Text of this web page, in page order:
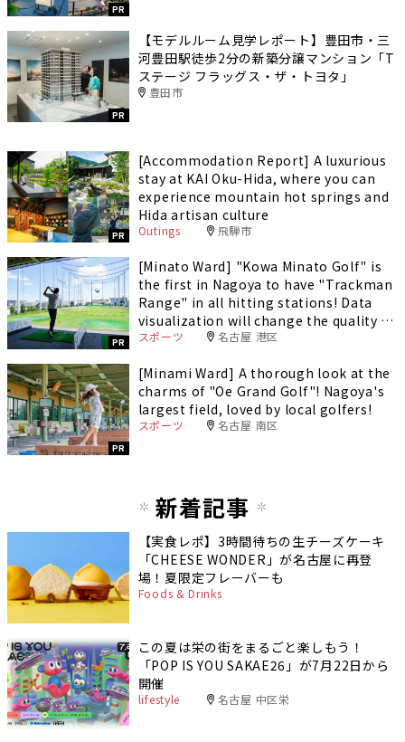
PR
PR
【モデルルーム見学レポート】豊田市・三
河豊田駅徒歩2分の新築分譲マンション「T
ステージ フラッグス・ザ・トヨタ」
豊田市
PR
[Accommodation Report] A luxurious
stay at KAI Oku-Hida, where you can
experience mountain hot springs and
Hida artisan culture
Outings 飛騨市
PR
[Minato Ward] "Kowa Minato Golf" is
the first in Nagoya to have "Trackman
Range" in all hitting stations! Data
visualization will change the quality of
your practice.
スポーツ 名古屋 港区
PR
[Minami Ward] A thorough look at the
charms of "Oe Grand Golf"! Nagoya's
largest field, loved by local golfers!
スポーツ 名古屋 南区
新着記事
【実食レポ】3時間待ちの生チーズケーキ
「CHEESE WONDER」が名古屋に再登
場！夏限定フレーバーも
Foods & Drinks
この夏は栄の街をまるごと楽しもう！
「POP IS YOU SAKAE26」が7月22日から
開催
lifestyle 名古屋 中区栄